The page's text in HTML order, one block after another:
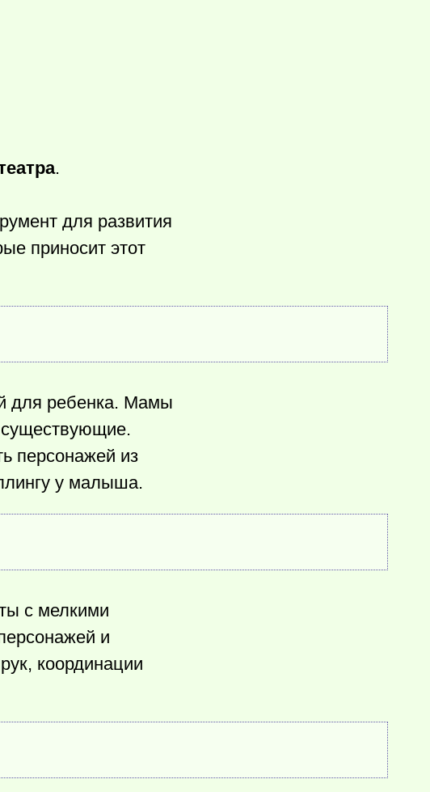
.
для развития
приносит этот
для ребенка. Мамы
существующие.
персонажей из
у малыша.
с мелкими
и
координации